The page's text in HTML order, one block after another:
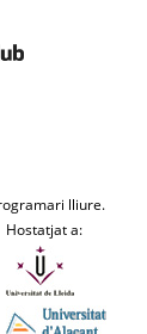
lliure.
Hostatjat a: